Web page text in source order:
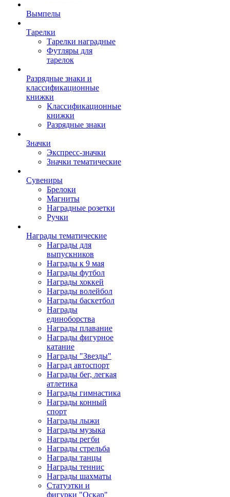
Вымпелы
Тарелки
Тарелки наградные
Футляры для
тарелок
Разрядные знаки и
классификационные
книжки
Классификационные
книжки
Разрядные знаки
Значки
Экспресс-значки
Значки тематические
Сувениры
Брелоки
Магниты
Наградные розетки
Ручки
Награды тематические
Награды для
выпускников
Награды к 9 мая
Награды футбол
Награды хоккей
Награды волейбол
Награды баскетбол
Награды
единоборства
Награды плавание
Награды фигурное
катание
Награды "Звезды"
Наград автоспорт
Награды бег, легкая
атлетика
Награды гимнастика
Награды конный
спорт
Награды лыжи
Награды музыка
Награды регби
Награды стрельба
Награды танцы
Награды теннис
Награды шахматы
Статуэтки и
фигурки "Оскар"